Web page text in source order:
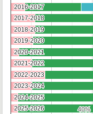
40%
40%
2016-2017
2016-2017
2017-2018
2017-2018
2018-2019
2018-2019
2019-2020
2019-2020
2020-2021
2020-2021
2021-2022
2021-2022
2022-2023
2022-2023
2023-2024
2023-2024
2024-2025
2024-2025
2025-2026
2025-2026